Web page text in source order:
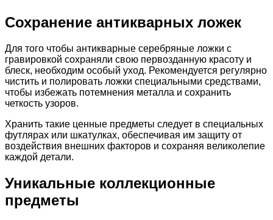
Сохранение антикварных ложек
Для того чтобы антикварные серебряные ложки с
гравировкой сохраняли свою первозданную красоту и
блеск, необходим особый уход. Рекомендуется регулярно
чистить и полировать ложки специальными средствами,
чтобы избежать потемнения металла и сохранить
четкость узоров.
Хранить такие ценные предметы следует в специальных
футлярах или шкатулках, обеспечивая им защиту от
воздействия внешних факторов и сохраняя великолепие
каждой детали.
Уникальные коллекционные
предметы